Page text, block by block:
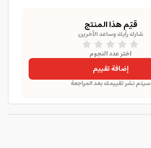
قيّم هذا المنتج
شارك رأيك وساعد الآخرين
اختر عدد النجوم
إضافة تقييم
سيتم نشر تقييمك بعد المراجعة